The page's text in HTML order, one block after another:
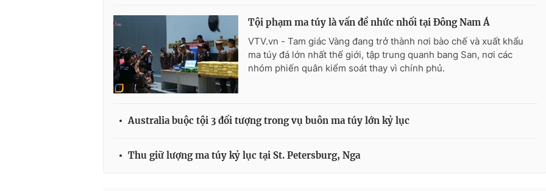
Tội phạm ma túy là vấn đề nhức nhối tại Đông Nam Á
VTV.vn - Tam giác Vàng đang trở thành nơi bào chế và xuất khẩu
ma túy đá lớn nhất thế giới, tập trung quanh bang San, nơi các
nhóm phiến quân kiểm soát thay vì chính phủ.
Australia buộc tội 3 đối tượng trong vụ buôn ma túy lớn kỷ lục
Thu giữ lượng ma túy kỷ lục tại St. Petersburg, Nga